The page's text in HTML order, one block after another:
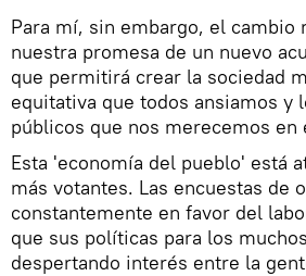
Para mí, sin embargo, el cambio
nuestra promesa de un nuevo
que permitirá crear la sociedad
equitativa que todos ansiamos y
públicos que nos merecemos en
Esta 'economía del pueblo' está
más votantes. Las encuestas de
constantemente en favor del
que sus políticas para los
despertando interés entre la